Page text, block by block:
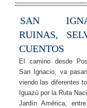
SAN
RUINAS,
CUENTOS
El camino desde
San Ignacio, va
viendo las diferentes
Iguazú por la Ruta
Jardín América,